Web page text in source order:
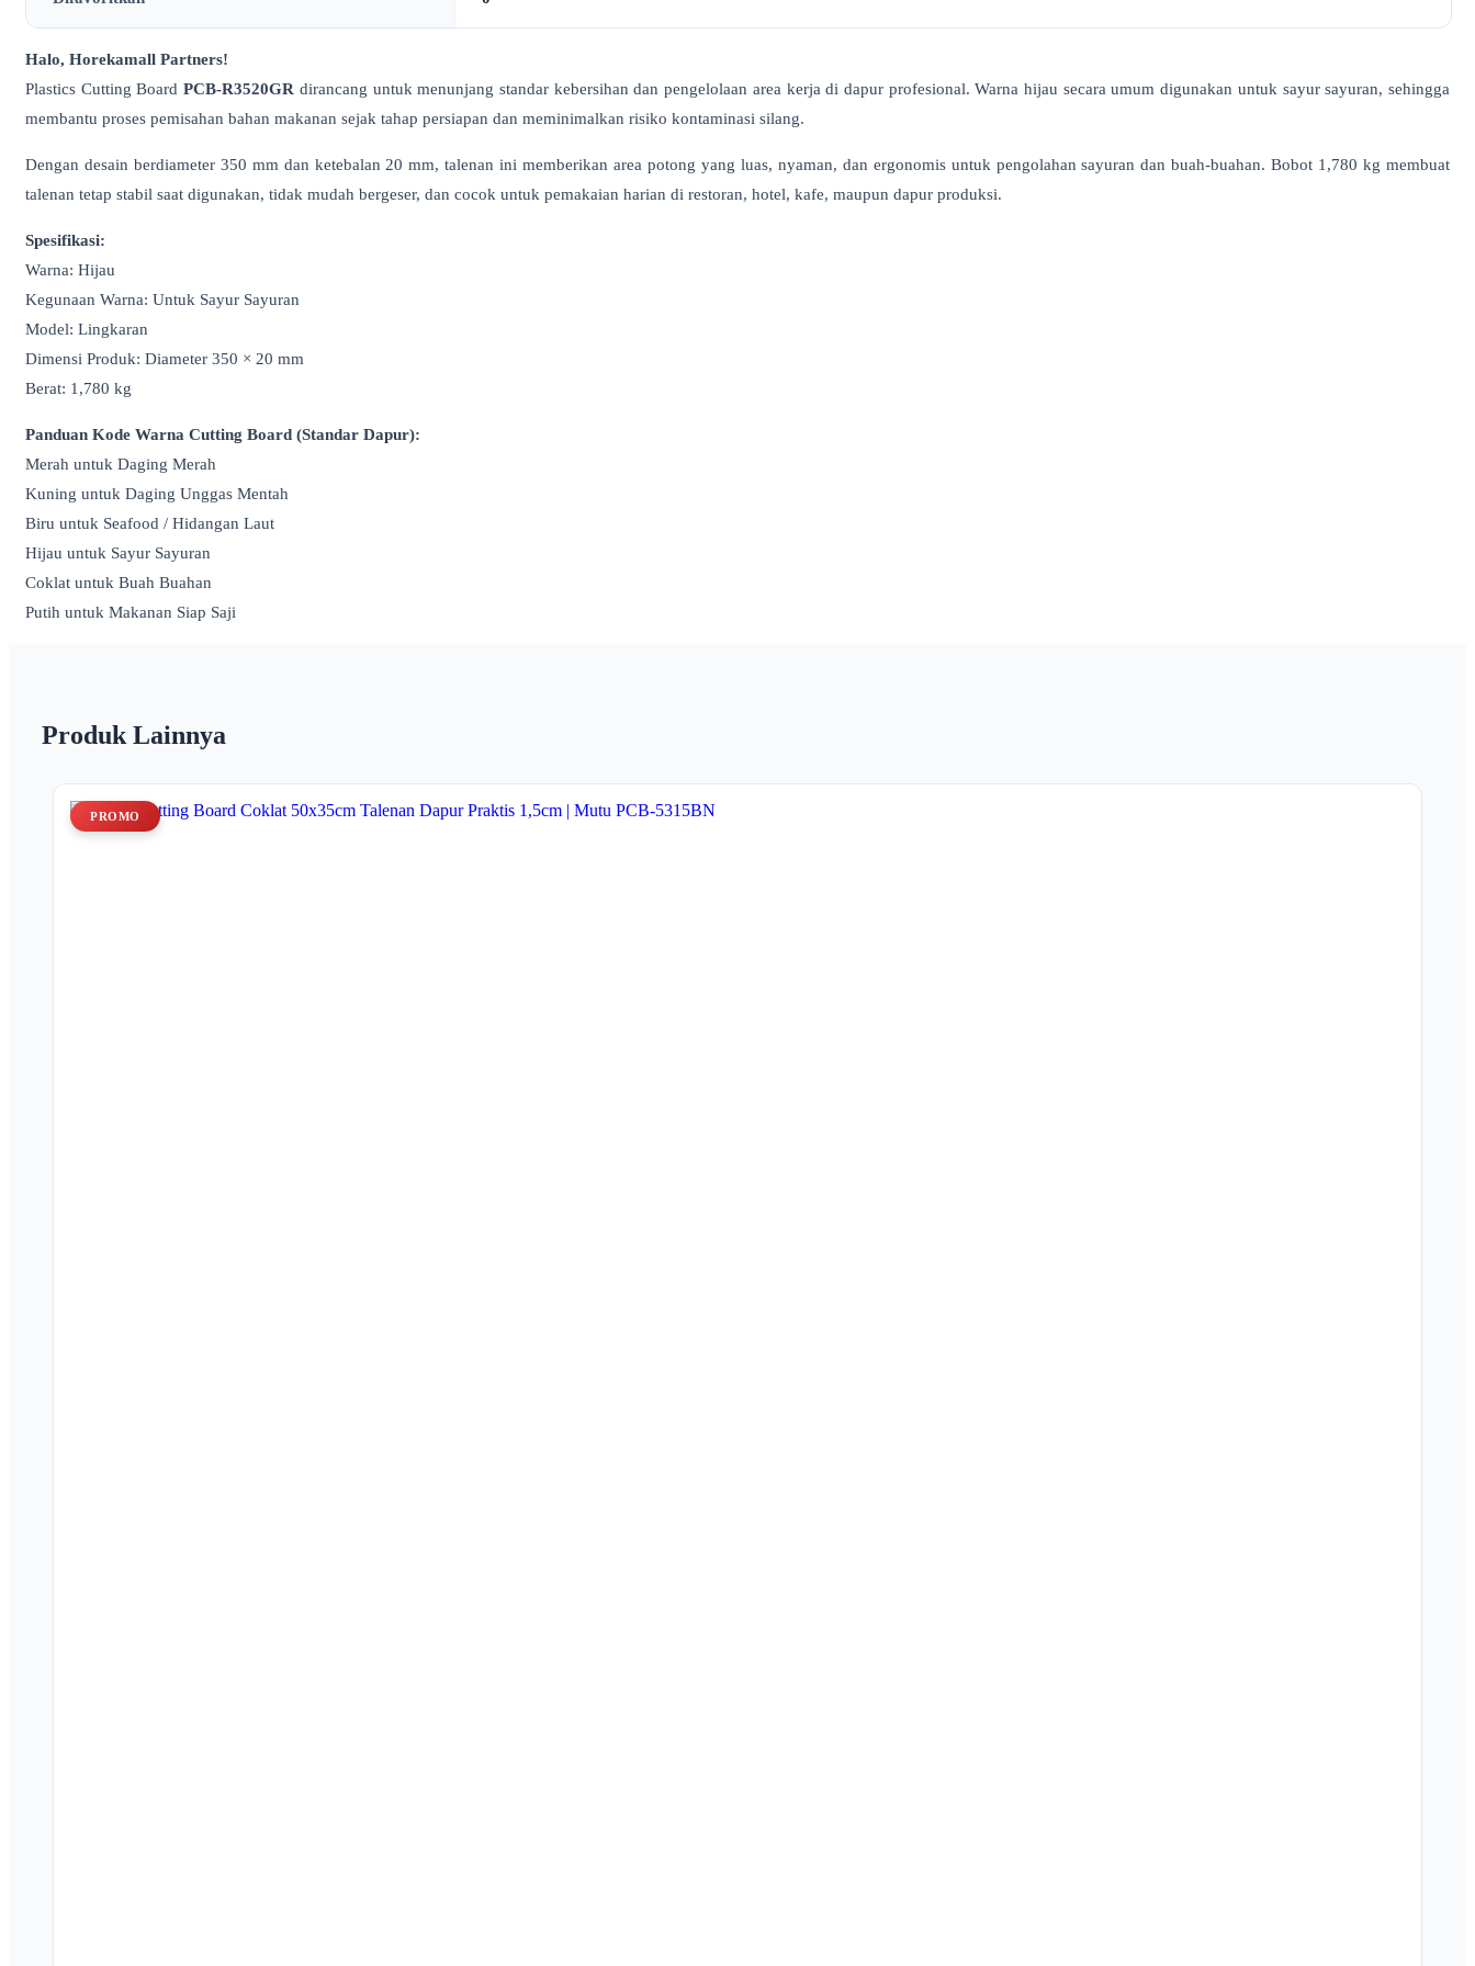
Halo, Horekamall Partners!
Plastics Cutting BoardPCB-R3520GR dirancang untuk menunjang standar kebersihan dan pengelolaan area kerja di dapur profesional. Warna hijau secara umum digunakan untuk sayur sayuran, sehingga
membantu proses pemisahan bahan makanan sejak tahap persiapan dan meminimalkan risiko kontaminasi silang.
Dengan desain berdiameter 350 mm dan ketebalan 20 mm, talenan ini memberikan area potong yang luas, nyaman, dan ergonomis untuk pengolahan sayuran dan buah-buahan. Bobot 1,780 kg membuat
talenan tetap stabil saat digunakan, tidak mudah bergeser, dan cocok untuk pemakaian harian di restoran, hotel, kafe, maupun dapur produksi.
Spesifikasi:
Warna: Hijau
Kegunaan Warna: Untuk Sayur Sayuran
Model: Lingkaran
Dimensi Produk: Diameter 350 × 20 mm
Berat: 1,780 kg
Panduan Kode Warna Cutting Board (Standar Dapur):
Merah untuk Daging Merah
Kuning untuk Daging Unggas Mentah
Biru untuk Seafood / Hidangan Laut
Hijau untuk Sayur Sayuran
Coklat untuk Buah Buahan
Putih untuk Makanan Siap Saji
Produk Lainnya
PROMO